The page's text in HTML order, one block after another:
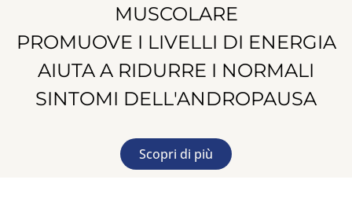
MUSCOLARE
PROMUOVE I LIVELLI DI ENERGIA
AIUTA A RIDURRE I NORMALI
SINTOMI DELL'ANDROPAUSA
Scopri di più